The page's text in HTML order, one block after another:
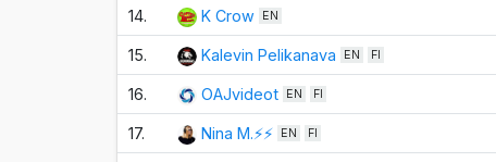
14. K Crow EN
15. Kalevin Pelikanava EN FI
16. OAJvideot EN FI
17. Nina M.⚡⚡ EN FI